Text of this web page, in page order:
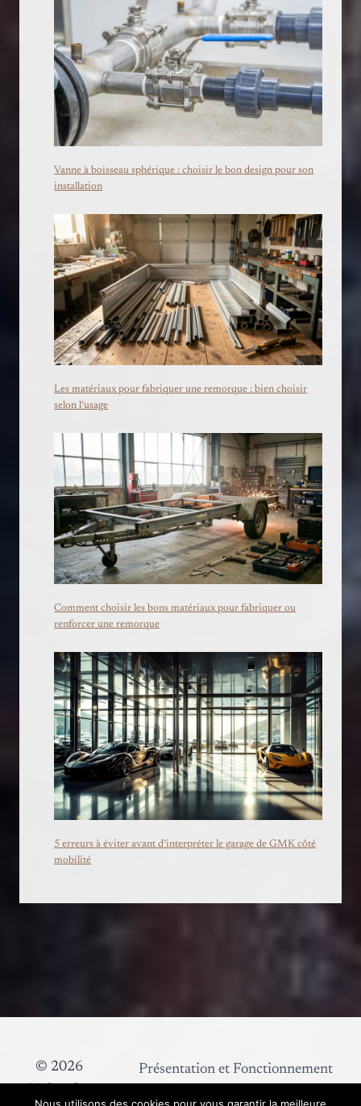
Vanne à boisseau sphérique : choisir le bon design pour son
installation
Les matériaux pour fabriquer une remorque : bien choisir
selon l’usage
Comment choisir les bons matériaux pour fabriquer ou
renforcer une remorque
5 erreurs à éviter avant d’interpréter le garage de GMK côté
mobilité
© 2026
Présentation et Fonctionnement
Publications Contact